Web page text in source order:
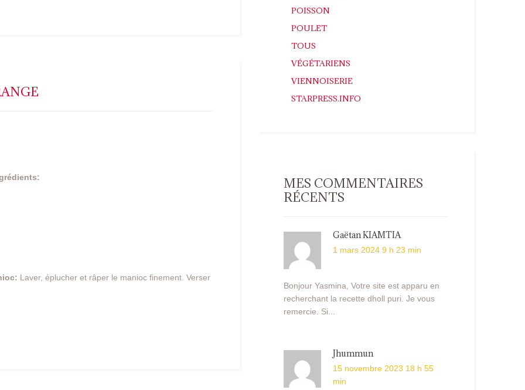
Laver, éplucher et râper le manioc finement. Verser
POISSON
POULET
TOUS
VÉGÉTARIENS
VIENNOISERIE
STARPRESS.INFO
MES COMMENTAIRES
RÉCENTS
Gaëtan KIAMTIA
1 mars 2024 9 h 23 min
Bonjour Yasmina, Votre site est apparu en
recherchant la recette dholl puri. Je vous
remercie. Si...
Jhummun
15 novembre 2023 18 h 55
min